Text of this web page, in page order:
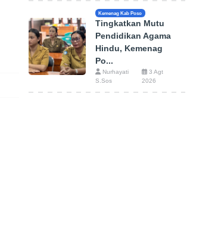
Kemenag Kab Poso
Tingkatkan Mutu
Pendidikan Agama
Hindu, Kemenag
Po...
Nurhayati
S.Sos
3 Agt
2026